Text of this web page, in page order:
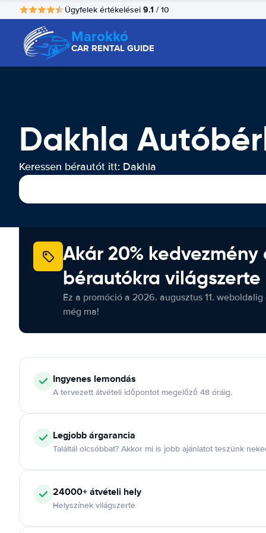
Ügyfelek értékelései 9.1 / 10
Marokkó
CAR RENTAL GUIDE
Dakhla
Keressen bérautót itt: Dakhla
Akár 20% kedvezmény
bérautókra világszerte
Ez a promóció a 2026. augusztus 11.
még ma!
Ingyenes lemondás
A tervezett átvételi időpontot megelőző 48 óráig.
Legjobb árgarancia
Találtál olcsóbbat? Akkor mi is jobb ajánlatot teszünk
24000+ átvételi hely
Helyszínek világszerte